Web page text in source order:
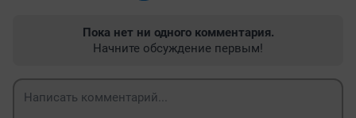
Пока нет ни одного комментария.
Начните обсуждение первым!